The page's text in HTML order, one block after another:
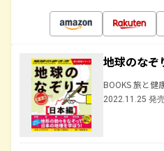
地球のな
BOOKS 旅と健
2022.11.25 発